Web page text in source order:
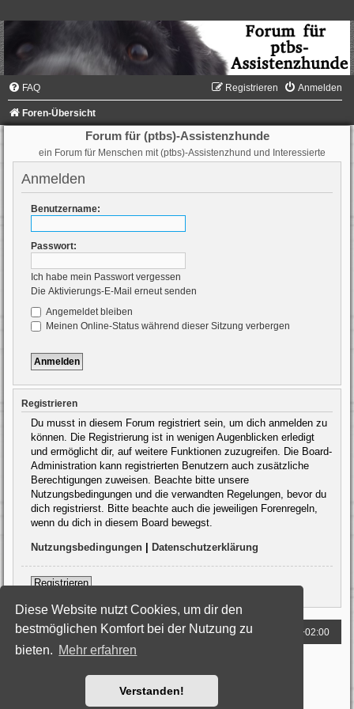
Diese Website nutzt Cookies, um dir den
bestmöglichen Komfort bei der Nutzung zu
bieten. Mehr erfahren
Verstanden!
FAQ Anmelden
Registrieren
Foren-Übersicht
Forum für (ptbs)-Assistenzhunde
ein Forum für Menschen mit (ptbs)-Assistenzhund und Interessierte
Anmelden
Benutzername:
Passwort:
Ich habe mein Passwort vergessen
Die Aktivierungs-E-Mail erneut senden
Angemeldet bleiben
Meinen Online-Status während dieser Sitzung verbergen
Registrieren
Du musst in diesem Forum registriert sein, um dich anmelden zu
können. Die Registrierung ist in wenigen Augenblicken erledigt
und ermöglicht dir, auf weitere Funktionen zuzugreifen. Die Board-
Administration kann registrierten Benutzern auch zusätzliche
Berechtigungen zuweisen. Beachte bitte unsere
Nutzungsbedingungen und die verwandten Regelungen, bevor du
dich registrierst. Bitte beachte auch die jeweiligen Forenregeln,
wenn du dich in diesem Board bewegst.
Nutzungsbedingungen Datenschutzerklärung
Registrieren
Foren-Übersicht Alle Zeiten sind UTC+02:00
Powered byphpBB® Forum Software © phpBB Limited
Nutzungsbedingungen